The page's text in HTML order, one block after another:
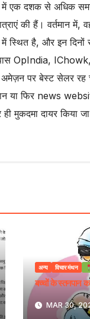
एक दशक से अधिक
की हैं।
में स्थित है, और इन
OpIndia, IChowk,
पर बेस्ट सेलर रह
या फिर news
ही मुकदमा दायर
अन्य विचार मंथन
बच्चों के स्तनपान
MAR 30,